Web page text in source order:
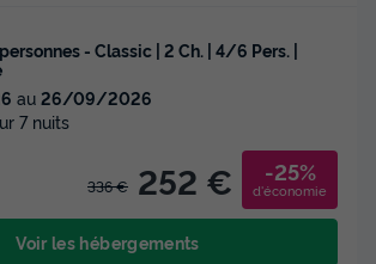
- Classic | 2 Ch. | 4/6 Pers. |
au 26/09/2026
7 nuits
336 € 252 € -25%
d'économie
Voir les hébergements